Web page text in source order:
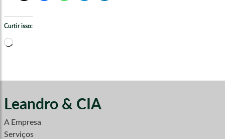
Curtir isso:
Carregando...
Leandro & CIA
A Empresa
Serviços